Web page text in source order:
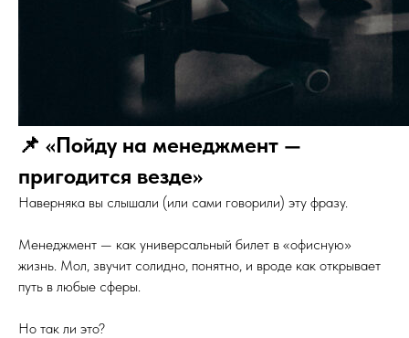
📌 «Пойду на менеджмент —
пригодится везде»
Наверняка вы слышали (или сами говорили) эту фразу.
Менеджмент — как универсальный билет в «офисную»
жизнь. Мол, звучит солидно, понятно, и вроде как открывает
путь в любые сферы.
Но так ли это?